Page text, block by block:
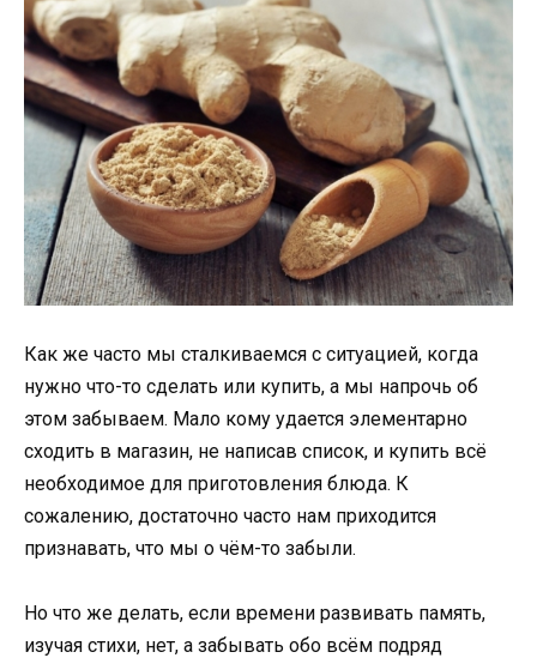
Как же часто мы сталкиваемся с ситуацией, когда
нужно что-то сделать или купить, а мы напрочь об
этом забываем. Мало кому удается элементарно
сходить в магазин, не написав список, и купить всё
необходимое для приготовления блюда. К
сожалению, достаточно часто нам приходится
признавать, что мы о чём-то забыли.
Но что же делать, если времени развивать память,
изучая стихи, нет, а забывать обо всём подряд